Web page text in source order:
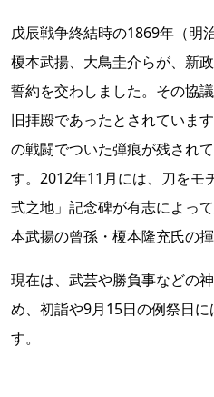
戊辰戦争終結時の1869年（明
榎本武揚、大鳥圭介らが、新
誓約を交わしました。その協
旧拝殿であったとされていま
の戦闘でついた弾痕が残され
す。2012年11月には、刀をモ
式之地」記念碑が有志によっ
本武揚の曾孫・榎本隆充氏の揮
現在は、武芸や勝負事などの
め、初詣や9月15日の例祭日
す。